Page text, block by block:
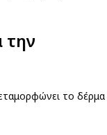
την
το δέρμα